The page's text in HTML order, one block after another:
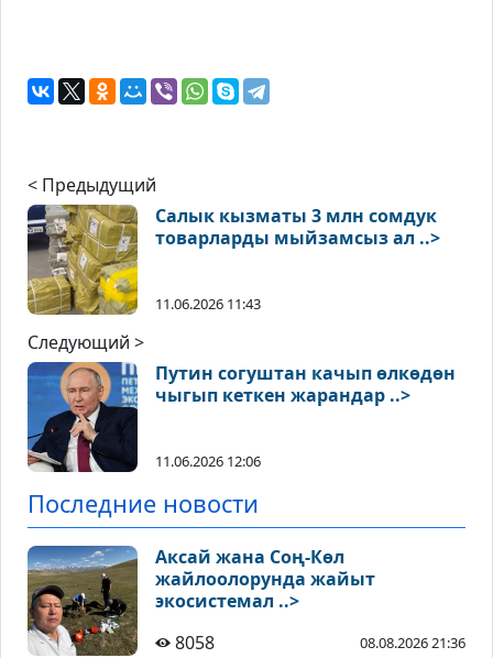
< Предыдущий
Салык кызматы 3 млн сомдук
товарларды мыйзамсыз ал ..>
11.06.2026 11:43
Следующий >
Путин согуштан качып өлкөдөн
чыгып кеткен жарандар ..>
11.06.2026 12:06
Последние новости
Аксай жана Соң-Көл
жайлоолорунда жайыт
экосистемал ..>
8058
08.08.2026 21:36